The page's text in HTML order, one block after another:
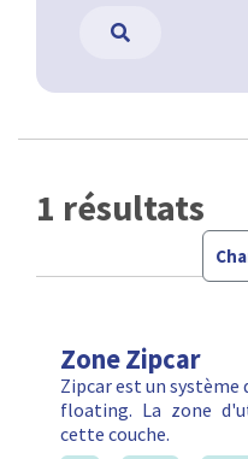
1 résultats
Zone Zipcar
Zipcar est un système
floating. La zone
cette couche.